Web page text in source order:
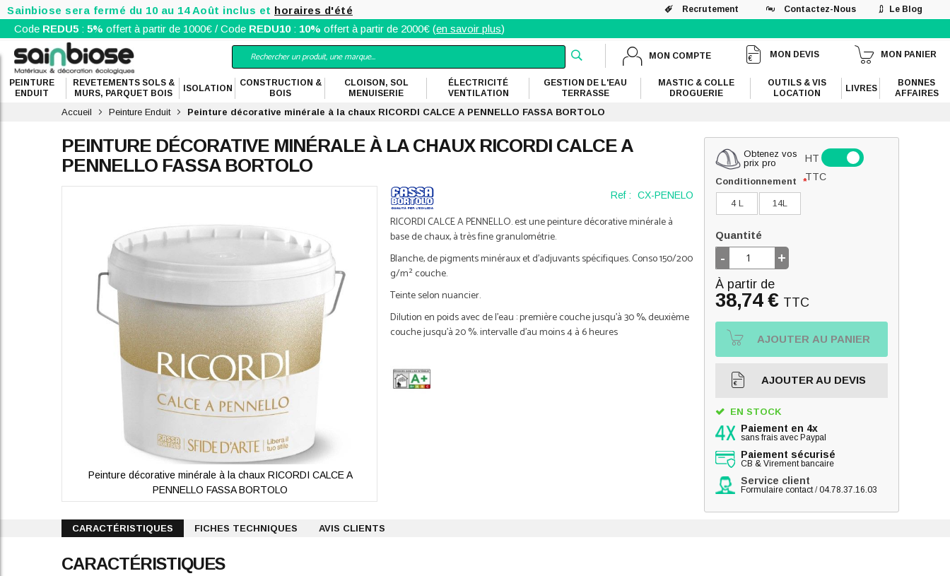
Sainbiose sera fermé du 10 au 14 Août inclus et horaires d'été Recrutement Contactez-Nous Le Blog
Code REDU5 :5% offert à partir de 1000€ / Code REDU10: 10% offert à partir de 2000€ (en savoir plus)
MON COMPTE MON DEVIS MON PANIER
PEINTURE
ENDUIT
REVETEMENTS SOLS &
MURS, PARQUET BOIS
ISOLATION
CONSTRUCTION &
BOIS
CLOISON, SOL
MENUISERIE
ÉLECTRICITÉ
VENTILATION
GESTION DE L'EAU
TERRASSE
MASTIC & COLLE
DROGUERIE
OUTILS & VIS
LOCATION
LIVRES
BONNES
AFFAIRES
Accueil Peinture Enduit Peinture décorative minérale à la chaux RICORDI CALCE A PENNELLO FASSA BORTOLO
PEINTURE DÉCORATIVE MINÉRALE À LA CHAUX RICORDI CALCE A
PENNELLO FASSA BORTOLO
Ref : CX-PENELO
RICORDI CALCE A PENNELLO. est une peinture décorative minérale à
base de chaux, à très fine granulométrie.
Blanche, de pigments minéraux et d'adjuvants spécifiques. Conso 150/200
g/m² couche.
Teinte selon nuancier.
Dilution en poids avec de l'eau : première couche jusqu'à 30 %, deuxième
couche jusqu'à 20 %. intervalle d'au moins 4 à 6 heures
Peinture décorative minérale à la chaux RICORDI CALCE A
PENNELLO FASSA BORTOLO
to
the
of
Obtenez vos
prix pro
HT
TTC
Conditionnement
4 L 14L
Quantité
- +
À partir de
38,74 € TTC
AJOUTER AU PANIER
AJOUTER AU DEVIS
EN STOCK
Paiement en 4x
sans frais avec Paypal
Paiement sécurisé
CB & Virement bancaire
Service client
Formulaire contact/04.78.37.16.03
CARACTÉRISTIQUES FICHES TECHNIQUES AVIS CLIENTS
CARACTÉRISTIQUES